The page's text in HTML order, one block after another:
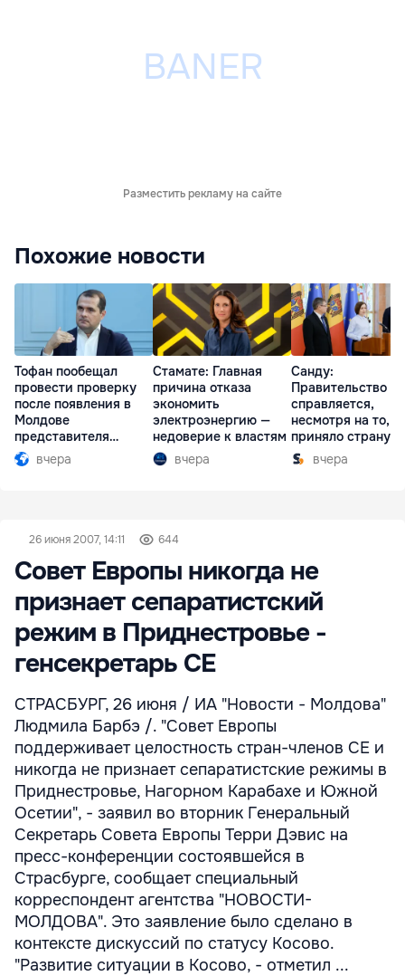
Разместить рекламу на сайте
Похожие новости
Тофан пообещал
провести проверку
после появления в
Молдове
представителя
Южной Осетии
вчера
Стамате: Главная
причина отказа
экономить
электроэнергию —
недоверие к властям
вчера
Санду:
Правительство
справляется,
несмотря на то,
приняло страну в
разгар кризиса
вчера
26 июня 2007, 14:11 644
Совет Европы никогда не
признает сепаратистский
режим в Приднестровье -
генсекретарь СЕ
СТРАСБУРГ, 26 июня / ИА "Новости - Молдова"
Людмила Барбэ /. "Совет Европы
поддерживает целостность стран-членов СЕ и
никогда не признает сепаратистские режимы в
Приднестровье, Нагорном Карабахе и Южной
Осетии", - заявил во вторник Генеральный
Секретарь Совета Европы Терри Дэвис на
пресс-конференции состоявшейся в
Страсбурге, сообщает специальный
корреспондент агентства "НОВОСТИ-
МОЛДОВА". Это заявление было сделано в
контексте дискуссий по статусу Косово.
"Развитие ситуации в Косово, - отметил ...